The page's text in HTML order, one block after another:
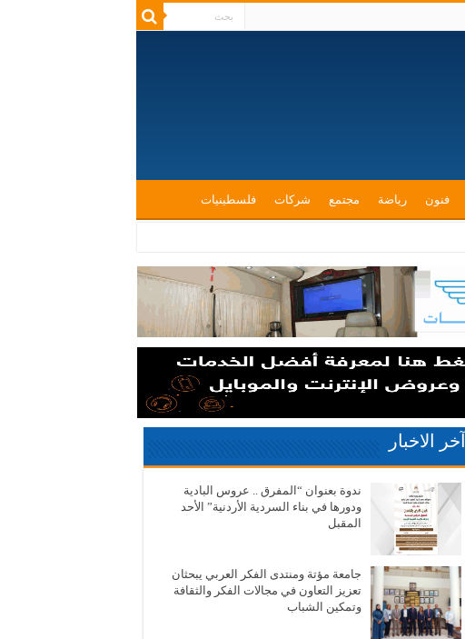
فنون رياضة مجتمع شركات فلسطينيات
آخر الاخبار
ندوة بعنوان “المفرق .. عروس البادية
ودورها في بناء السردية الأردنية” الأحد
المقبل
جامعة مؤتة ومنتدى الفكر العربي يبحثان
تعزيز التعاون في مجالات الفكر والثقافة
وتمكين الشباب